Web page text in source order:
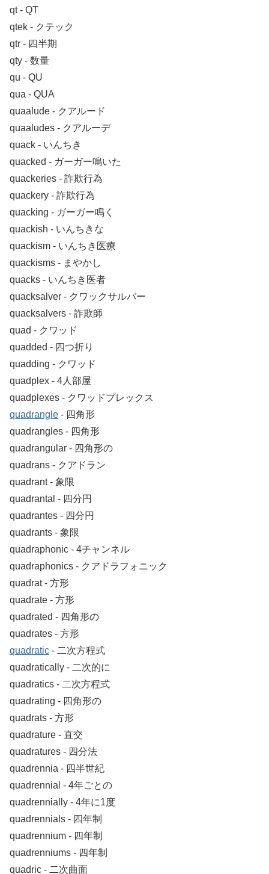
qt ‐ QT
qtek ‐ クテック
qtr ‐ 四半期
qty ‐ 数量
qu ‐ QU
qua ‐ QUA
quaalude ‐ クアルード
quaaludes ‐ クアルーデ
quack ‐ いんちき
quacked ‐ ガーガー鳴いた
quackeries ‐ 詐欺行為
quackery ‐ 詐欺行為
quacking ‐ ガーガー鳴く
quackish ‐ いんちきな
quackism ‐ いんちき医療
quackisms ‐ まやかし
quacks ‐ いんちき医者
quacksalver ‐ クワックサルバー
quacksalvers ‐ 詐欺師
quad ‐ クワッド
quadded ‐ 四つ折り
quadding ‐ クワッド
quadplex ‐ 4人部屋
quadplexes ‐ クワッドプレックス
quadrangle ‐ 四角形
quadrangles ‐ 四角形
quadrangular ‐ 四角形の
quadrans ‐ クアドラン
quadrant ‐ 象限
quadrantal ‐ 四分円
quadrantes ‐ 四分円
quadrants ‐ 象限
quadraphonic ‐ 4チャンネル
quadraphonics ‐ クアドラフォニック
quadrat ‐ 方形
quadrate ‐ 方形
quadrated ‐ 四角形の
quadrates ‐ 方形
quadratic ‐ 二次方程式
quadratically ‐ 二次的に
quadratics ‐ 二次方程式
quadrating ‐ 四角形の
quadrats ‐ 方形
quadrature ‐ 直交
quadratures ‐ 四分法
quadrennia ‐ 四半世紀
quadrennial ‐ 4年ごとの
quadrennially ‐ 4年に1度
quadrennials ‐ 四年制
quadrennium ‐ 四年制
quadrenniums ‐ 四年制
quadric ‐ 二次曲面